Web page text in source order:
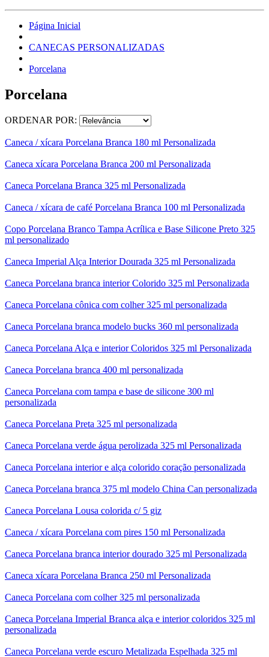
Página Inicial
CANECAS PERSONALIZADAS
Porcelana
Porcelana
ORDENAR POR:
Caneca / xícara Porcelana Branca 180 ml Personalizada
Caneca xícara Porcelana Branca 200 ml Personalizada
Caneca Porcelana Branca 325 ml Personalizada
Caneca / xícara de café Porcelana Branca 100 ml Personalizada
Copo Porcelana Branco Tampa Acrílica e Base Silicone Preto 325
ml personalizado
Caneca Imperial Alça Interior Dourada 325 ml Personalizada
Caneca Porcelana branca interior Colorido 325 ml Personalizada
Caneca Porcelana cônica com colher 325 ml personalizada
Caneca Porcelana branca modelo bucks 360 ml personalizada
Caneca Porcelana Alça e interior Coloridos 325 ml Personalizada
Caneca Porcelana branca 400 ml personalizada
Caneca Porcelana com tampa e base de silicone 300 ml
personalizada
Caneca Porcelana Preta 325 ml personalizada
Caneca Porcelana verde água perolizada 325 ml Personalizada
Caneca Porcelana interior e alça colorido coração personalizada
Caneca Porcelana branca 375 ml modelo China Can personalizada
Caneca Porcelana Lousa colorida c/ 5 giz
Caneca / xícara Porcelana com pires 150 ml Personalizada
Caneca Porcelana branca interior dourado 325 ml Personalizada
Caneca xícara Porcelana Branca 250 ml Personalizada
Caneca Porcelana com colher 325 ml personalizada
Caneca Porcelana Imperial Branca alça e interior coloridos 325 ml
personalizada
Caneca Porcelana verde escuro Metalizada Espelhada 325 ml